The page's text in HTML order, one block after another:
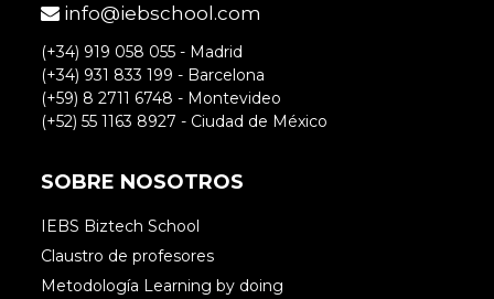
info@iebschool.com
(+34) 919 058 055 - Madrid
(+34) 931 833 199 - Barcelona
(+59) 8 2711 6748 - Montevideo
(+52) 55 1163 8927 - Ciudad de México
SOBRE NOSOTROS
IEBS Biztech School
Claustro de profesores
Metodología Learning by doing